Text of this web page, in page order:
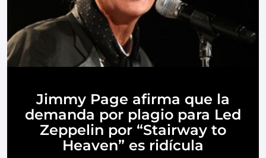
Jimmy Page afirma que la
demanda por plagio para Led
Zeppelin por “Stairway to
Heaven” es ridícula